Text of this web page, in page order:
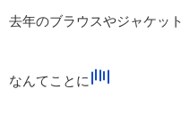
去年のブラウスやジャケッ
なんてことに